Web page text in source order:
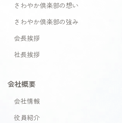
さわやか倶楽部の想い
さわやか倶楽部の強み
会長挨拶
社長挨拶
会社概要
会社情報
役員紹介